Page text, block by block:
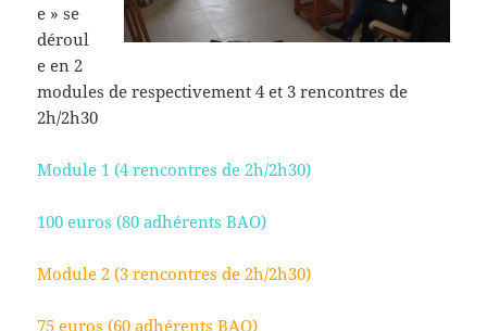
e » se
déroul
e en 2
modules de respectivement 4 et 3 rencontres de
2h/2h30
Module 1 (4 rencontres de 2h/2h30)
100 euros (80 adhérents BAO)
Module 2 (3 rencontres de 2h/2h30)
75 euros (60 adhérents BAO)